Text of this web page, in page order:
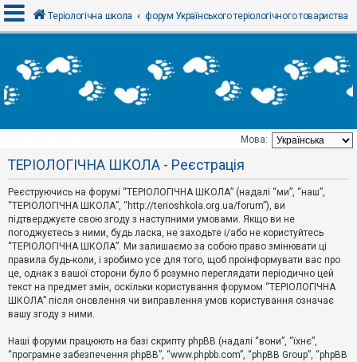
х
і
Т
е
м
и
б
е
з
в
і
д
п
о
в
і
д
й
Теріологічна школа форум Українського теріологічного товариства
Мова:
ТЕРІОЛОГІЧНА ШКОЛА - Реєстрація
Реєструючись на форумі “ТЕРІОЛОГІЧНА ШКОЛА” (надалі “ми”, “наш”,
“ТЕРІОЛОГІЧНА ШКОЛА”, “http://terioshkola.org.ua/forum”), ви
підтверджуєте свою згоду з наступними умовами. Якщо ви не
погоджуєтесь з ними, будь ласка, не заходьте і/або не користуйтесь
“ТЕРІОЛОГІЧНА ШКОЛА”. Ми залишаємо за собою право змінювати ці
правила будь-коли, і зробимо усе для того, щоб проінформувати вас про
це, однак з вашої сторони було б розумно переглядати періодично цей
текст на предмет змін, оскільки користування форумом “ТЕРІОЛОГІЧНА
ШКОЛА” після оновлення чи виправлення умов користування означає
вашу згоду з ними.
Наші форуми працюють на базі скрипту phpBB (надалі “вони”, “їхнє”,
“програмне забезпечення phpBB”, “www.phpbb.com”, “phpBB Group”, “phpBB